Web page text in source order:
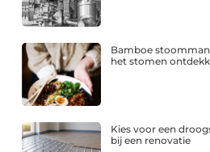
Bamboe
het stomen
Kies voor een
bij een renovatie